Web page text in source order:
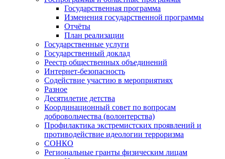
Государственная программа
Изменения государственной программы
Отчёты
План реализации
Государственные услуги
Государственный доклад
Реестр общественных объединений
Интернет-безопасность
Содействие участию в мероприятиях
Разное
Десятилетие детства
Координационный совет по вопросам
добровольчества (волонтерства)
Профилактика экстремистских проявлений и
противодействие идеологии терроризма
СОНКО
Региональные гранты физическим лицам